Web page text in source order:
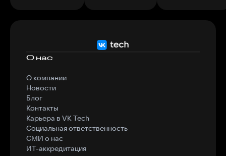
О нас
О компании
Новости
Блог
Контакты
Карьера в VK Tech
Социальная ответственность
СМИ о нас
ИТ-аккредитация